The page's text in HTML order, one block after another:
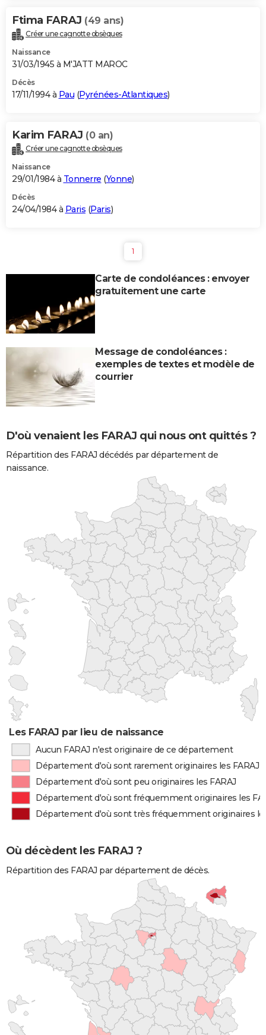
Ftima FARAJ (49 ans)
Créer une cagnotte obsèques
Naissance
31/03/1945 à M'JATT MAROC
Décès
17/11/1994 à Pau (Pyrénées-Atlantiques)
Karim FARAJ (0 an)
Créer une cagnotte obsèques
Naissance
29/01/1984 à Tonnerre (Yonne)
Décès
24/04/1984 à Paris (Paris)
1
Carte de condoléances : envoyer
gratuitement une carte
Message de condoléances :
exemples de textes et modèle de
courrier
D'où venaient les FARAJ qui nous ont quittés ?
Répartition des FARAJ décédés par département de
naissance.
Les FARAJ par lieu de naissance
Aucun FARAJ n'est originaire de ce département
Département d'où sont rarement originaires les FARAJ
Département d'où sont peu originaires les FARAJ
Département d'où sont fréquemment originaires les
Département d'où sont très fréquemment originaires
Où décèdent les FARAJ ?
Répartition des FARAJ par département de décès.